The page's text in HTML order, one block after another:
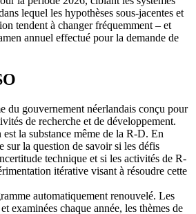
lequel les hypothèses sous-jacentes et
tendent à changer fréquemment – et
annuel effectué pour la demande de
du gouvernement néerlandais conçu pour
de recherche et de développement.
la substance même de la R-D. En
sur la question de savoir si les défis
technique et si les activités de R-
itérative visant à résoudre cette
automatiquement renouvelé. Les
examinées chaque année, les thèmes de